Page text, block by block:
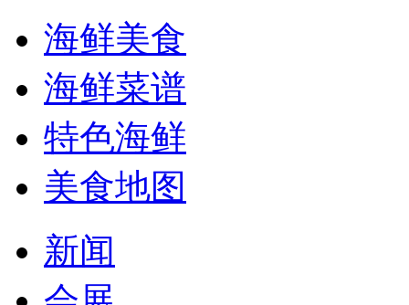
海鲜美食
海鲜菜谱
特色海鲜
美食地图
新闻